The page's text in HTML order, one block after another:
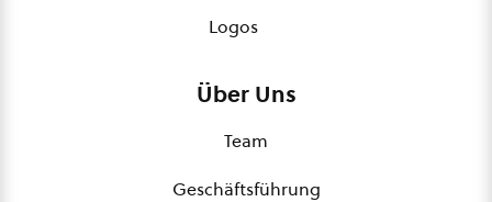
Logos
Über Uns
Team
Geschäftsführung